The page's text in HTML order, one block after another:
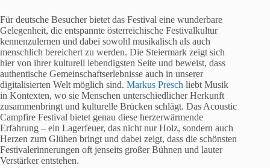
Für deutsche Besucher bietet das Festival eine wunderbare
Gelegenheit, die entspannte österreichische Festivalkultur
kennenzulernen und dabei sowohl musikalisch als auch
menschlich bereichert zu werden. Die Steiermark zeigt sich
hier von ihrer kulturell lebendigsten Seite und beweist, dass
authentische Gemeinschaftserlebnisse auch in unserer
digitalisierten Welt möglich sind. Markus Presch liebt Musik
in Kontexten, wo sie Menschen unterschiedlicher Herkunft
zusammenbringt und kulturelle Brücken schlägt. Das Acoustic
Campfire Festival bietet genau diese herzerwärmende
Erfahrung – ein Lagerfeuer, das nicht nur Holz, sondern auch
Herzen zum Glühen bringt und dabei zeigt, dass die schönsten
Festivalerinnerungen oft jenseits großer Bühnen und lauter
Verstärker entstehen.